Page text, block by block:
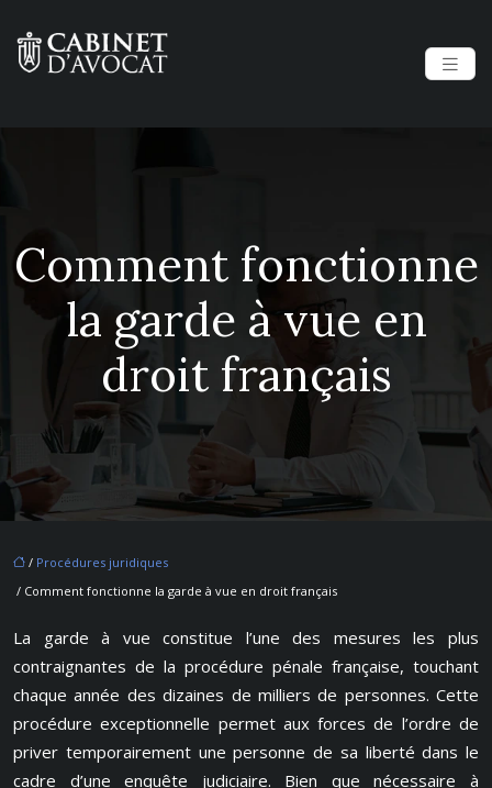
Comment fonctionne
la garde à vue en
droit français
/ Procédures juridiques
/ Comment fonctionne la garde à vue en droit français
La garde à vue constitue l’une des mesures les plus
contraignantes de la procédure pénale française, touchant
chaque année des dizaines de milliers de personnes. Cette
procédure exceptionnelle permet aux forces de l’ordre de
priver temporairement une personne de sa liberté dans le
cadre d’une enquête judiciaire. Bien que nécessaire à